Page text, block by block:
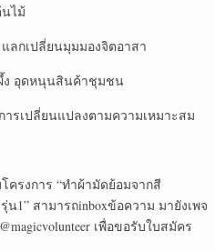
นไม้
แลกเปลี่ยนมุมมองจิตอาสา
ง อุดหนุนสินค้าชุมชน
รเปลี่ยนแปลงตามความเหมาะสม
ครงการ “ทำผ้ามัดย้อมจากสี
1” สามารถinboxข้อความ มายังเพจ
เพื่อขอรับใบสมัคร